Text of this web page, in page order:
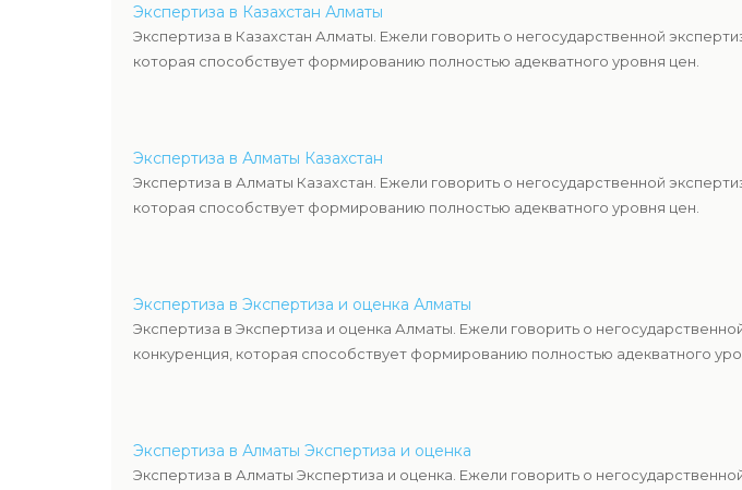
Экспертиза в Казахстан Алматы
Экспертиза в Казахстан Алматы. Ежели говорить о негосударственной
которая способствует формированию полностью адекватного уровня цен.
Экспертиза в Алматы Казахстан
Экспертиза в Алматы Казахстан. Ежели говорить о негосударственной
которая способствует формированию полностью адекватного уровня цен.
Экспертиза в Экспертиза и оценка Алматы
Экспертиза в Экспертиза и оценка Алматы. Ежели говорить о
конкуренция, которая способствует формированию полностью адекватного
Экспертиза в Алматы Экспертиза и оценка
Экспертиза в Алматы Экспертиза и оценка. Ежели говорить о